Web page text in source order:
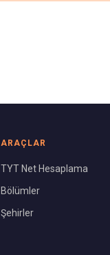
ARAÇLAR
TYT Net Hesaplama
Bölümler
Şehirler